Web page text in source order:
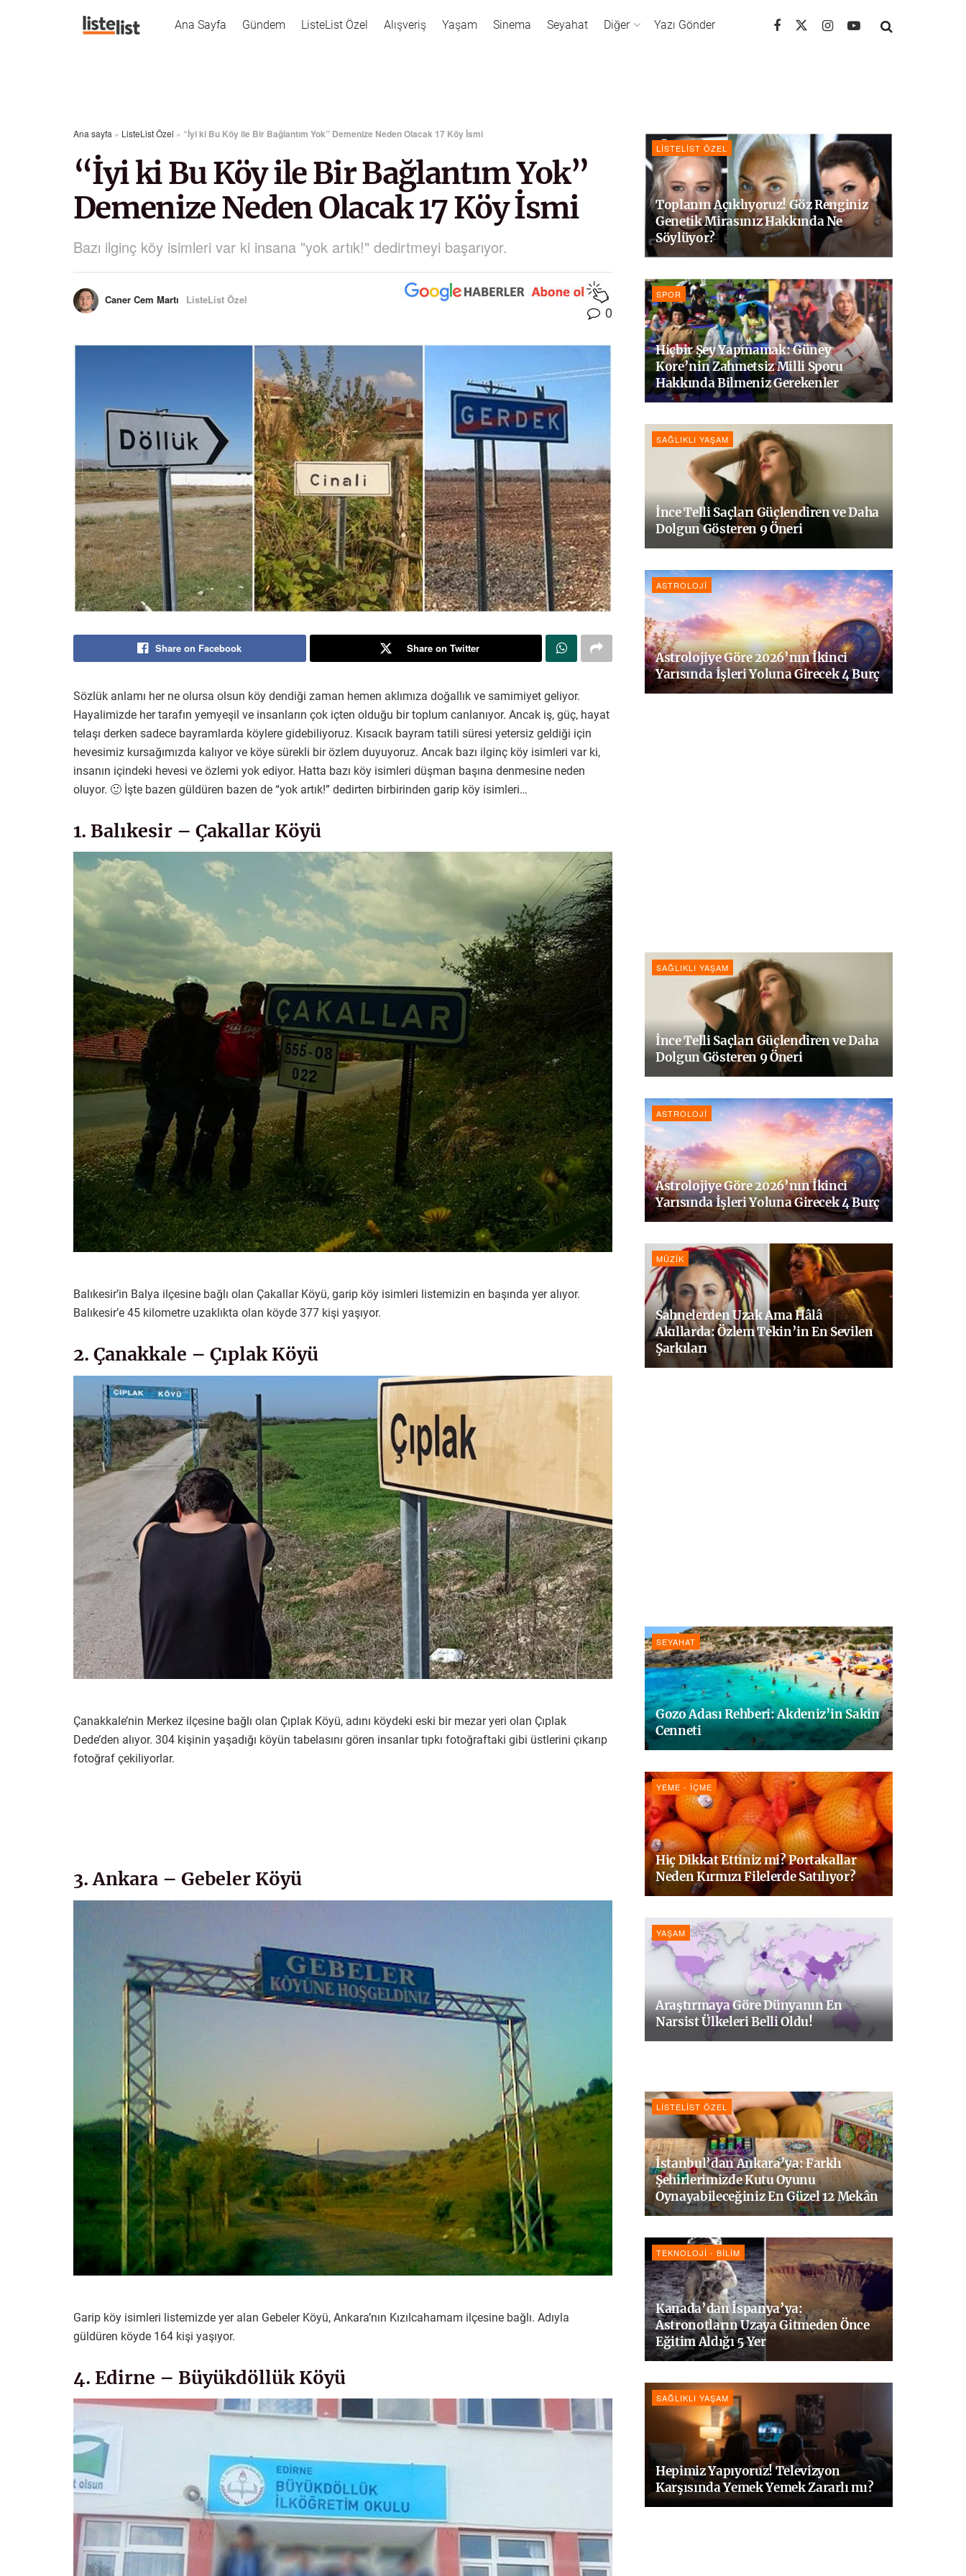
Ana Sayfa Gündem ListeList Özel Alışveriş Yaşam Sinema Seyahat Diğer Yazı Gönder
Ana sayfa » ListeList Özel » “İyi ki Bu Köy ile Bir Bağlantım Yok” Demenize Neden Olacak 17 Köy İsmi
“İyi ki Bu Köy ile Bir Bağlantım Yok”
Demenize Neden Olacak 17 Köy İsmi
Bazı ilginç köy isimleri var ki insana "yok artık!" dedirtmeyi başarıyor.
Caner Cem Martı ListeList Özel
0
Share on Facebook Share on Twitter
Sözlük anlamı her ne olursa olsun köy dendiği zaman hemen aklımıza doğallık ve samimiyet geliyor.
Hayalimizde her tarafın yemyeşil ve insanların çok içten olduğu bir toplum canlanıyor. Ancak iş, güç, hayat
telaşı derken sadece bayramlarda köylere gidebiliyoruz. Kısacık bayram tatili süresi yetersiz geldiği için
hevesimiz kursağımızda kalıyor ve köye sürekli bir özlem duyuyoruz. Ancak bazı ilginç köy isimleri var ki,
insanın içindeki hevesi ve özlemi yok ediyor. Hatta bazı köy isimleri düşman başına denmesine neden
oluyor. 🙂 İşte bazen güldüren bazen de “yok artık!” dedirten birbirinden garip köy isimleri…
1. Balıkesir – Çakallar Köyü
Balıkesir’in Balya ilçesine bağlı olan Çakallar Köyü, garip köy isimleri listemizin en başında yer alıyor.
Balıkesir’e 45 kilometre uzaklıkta olan köyde 377 kişi yaşıyor.
2. Çanakkale – Çıplak Köyü
Çanakkale’nin Merkez ilçesine bağlı olan Çıplak Köyü, adını köydeki eski bir mezar yeri olan Çıplak
Dede’den alıyor. 304 kişinin yaşadığı köyün tabelasını gören insanlar tıpkı fotoğraftaki gibi üstlerini çıkarıp
fotoğraf çekiliyorlar.
3. Ankara – Gebeler Köyü
Garip köy isimleri listemizde yer alan Gebeler Köyü, Ankara’nın Kızılcahamam ilçesine bağlı. Adıyla
güldüren köyde 164 kişi yaşıyor.
4. Edirne – Büyükdöllük Köyü
LISTELIST ÖZEL
Toplanın Açıklıyoruz! Göz Renginiz
Genetik Mirasınız Hakkında Ne
Söylüyor?
SPOR
Hiçbir Şey Yapmamak: Güney
Kore’nin Zahmetsiz Milli Sporu
Hakkında Bilmeniz Gerekenler
SAĞLIKLI YAŞAM
İnce Telli Saçları Güçlendiren ve Daha
Dolgun Gösteren 9 Öneri
ASTROLOJI
Astrolojiye Göre 2026’nın İkinci
Yarısında İşleri Yoluna Girecek 4 Burç
SAĞLIKLI YAŞAM
İnce Telli Saçları Güçlendiren ve Daha
Dolgun Gösteren 9 Öneri
ASTROLOJI
Astrolojiye Göre 2026’nın İkinci
Yarısında İşleri Yoluna Girecek 4 Burç
MÜZIK
Sahnelerden Uzak Ama Hâlâ
Akıllarda: Özlem Tekin’in En Sevilen
Şarkıları
SEYAHAT
Gozo Adası Rehberi: Akdeniz’in Sakin
Cenneti
YEME - İÇME
Hiç Dikkat Ettiniz mi? Portakallar
Neden Kırmızı Filelerde Satılıyor?
YAŞAM
Araştırmaya Göre Dünyanın En
Narsist Ülkeleri Belli Oldu!
LISTELIST ÖZEL
İstanbul’dan Ankara’ya: Farklı
Şehirlerimizde Kutu Oyunu
Oynayabileceğiniz En Güzel 12 Mekân
TEKNOLOJI - BILIM
Kanada’dan İspanya’ya:
Astronotların Uzaya Gitmeden Önce
Eğitim Aldığı 5 Yer
SAĞLIKLI YAŞAM
Hepimiz Yapıyoruz! Televizyon
Karşısında Yemek Yemek Zararlı mı?